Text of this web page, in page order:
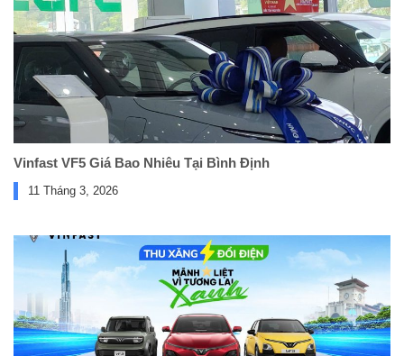
Vinfast VF5 Giá Bao Nhiêu Tại Bình Định
11 Tháng 3, 2026